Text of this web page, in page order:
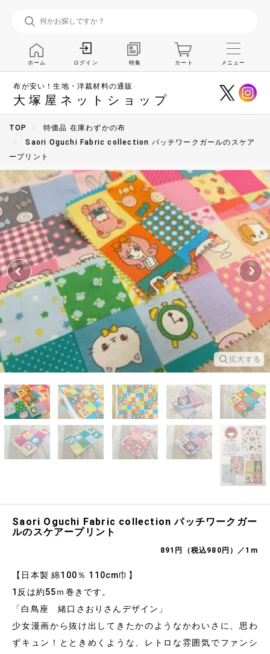
布が安い！生地・洋裁材料の通販
大塚屋ネットショップ
ホーム ログイン 特集 カート メニュー
TOP
特価品 在庫わずかの布
Saori Oguchi Fabric collection パッチワークガールのスケア
ープリント
拡大する
Saori Oguchi Fabric collection パッチワークガー
ルのスケアープリント
891円（税込980円）／1m
【日本製 綿100％ 110cm巾】
1反は約55ｍ巻きです。
「白鳥座 緒口さおりさんデザイン」
少女漫画から抜け出してきたかのようなかわいさに、思わ
ずキュン！とときめくような、レトロな雰囲気でファンシ